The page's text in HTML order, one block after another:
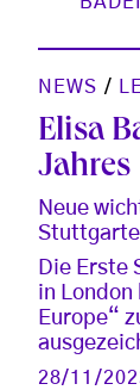
NEWS /
Elisa
Jahres
Neue
Die Erste
in
Europe“
28/11/